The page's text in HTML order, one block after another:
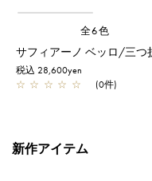
全6色
税込 28,600yen
☆ ☆ ☆ ☆ ☆ (0件)
新作アイテム